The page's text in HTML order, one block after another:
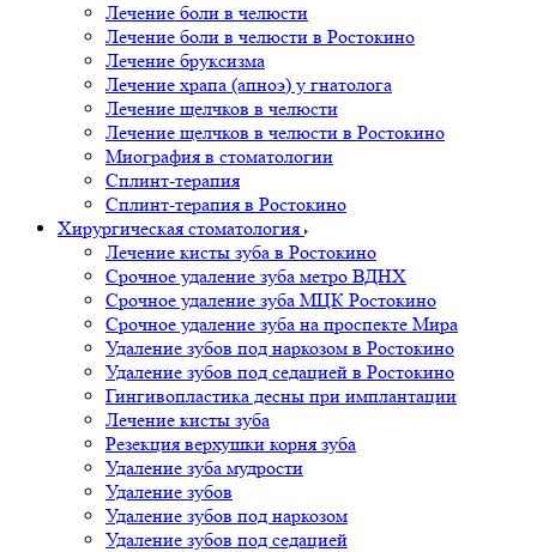
Лечение боли в челюсти
Лечение боли в челюсти в Ростокино
Лечение бруксизма
Лечение храпа (апноэ) у гнатолога
Лечение щелчков в челюсти
Лечение щелчков в челюсти в Ростокино
Миография в стоматологии
Сплинт-терапия
Сплинт-терапия в Ростокино
Хирургическая стоматология
Лечение кисты зуба в Ростокино
Срочное удаление зуба метро ВДНХ
Срочное удаление зуба МЦК Ростокино
Срочное удаление зуба на проспекте Мира
Удаление зубов под наркозом в Ростокино
Удаление зубов под седацией в Ростокино
Гингивопластика десны при имплантации
Лечение кисты зуба
Резекция верхушки корня зуба
Удаление зуба мудрости
Удаление зубов
Удаление зубов под наркозом
Удаление зубов под седацией